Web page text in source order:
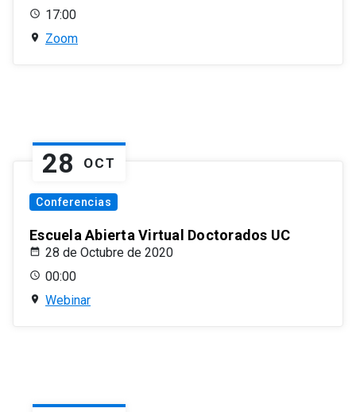
17:00
Zoom
28 OCT
Conferencias
Escuela Abierta Virtual Doctorados UC
28 de Octubre de 2020
00:00
Webinar